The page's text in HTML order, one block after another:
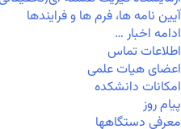
آیین نامه ها، فرم ها و فرایندها
ادامه اخبار …
اطلاعات تماس
اعضای هیات علمی
امکانات دانشکده
پیام روز
معرفی دستگاهها